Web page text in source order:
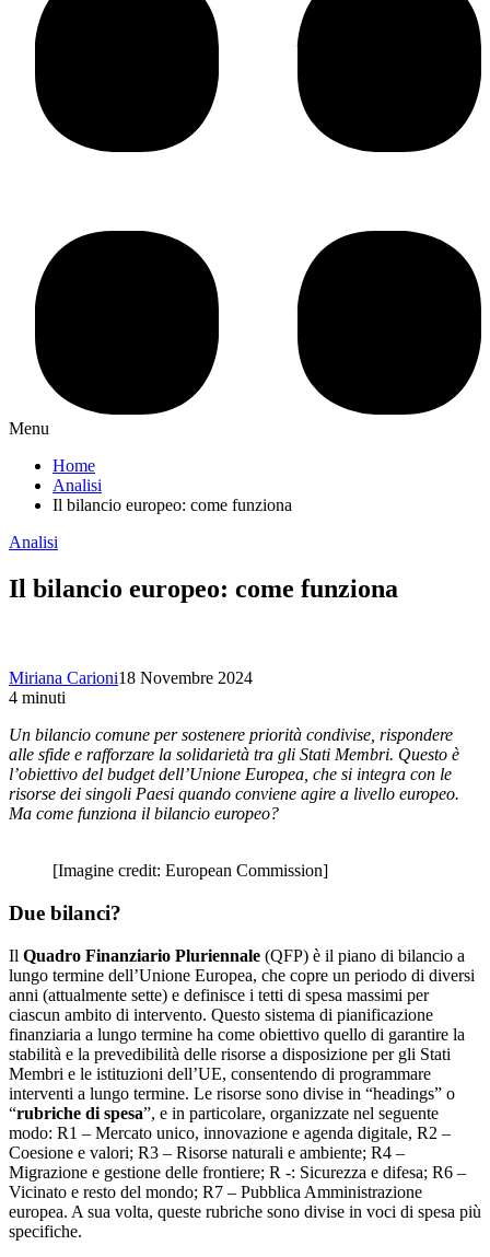
Menu
Home
Analisi
Il bilancio europeo: come funziona
Analisi
Il bilancio europeo: come funziona
Miriana Carioni18 Novembre 2024
4 minuti
Un bilancio comune per sostenere priorità condivise, rispondere
alle sfide e rafforzare la solidarietà tra gli Stati Membri. Questo è
l’obiettivo del budget dell’Unione Europea, che si integra con le
risorse dei singoli Paesi quando conviene agire a livello europeo.
Ma come funziona il bilancio europeo?
[Imagine credit: European Commission]
Due bilanci?
Il Quadro Finanziario Pluriennale (QFP) è il piano di bilancio a
lungo termine dell’Unione Europea, che copre un periodo di diversi
anni (attualmente sette) e definisce i tetti di spesa massimi per
ciascun ambito di intervento. Questo sistema di pianificazione
finanziaria a lungo termine ha come obiettivo quello di garantire la
stabilità e la prevedibilità delle risorse a disposizione per gli Stati
Membri e le istituzioni dell’UE, consentendo di programmare
interventi a lungo termine. Le risorse sono divise in “headings” o
“rubriche di spesa”, e in particolare, organizzate nel seguente
modo: R1 – Mercato unico, innovazione e agenda digitale, R2 –
Coesione e valori; R3 – Risorse naturali e ambiente; R4 –
Migrazione e gestione delle frontiere; R -: Sicurezza e difesa; R6 –
Vicinato e resto del mondo; R7 – Pubblica Amministrazione
europea. A sua volta, queste rubriche sono divise in voci di spesa più
specifiche.